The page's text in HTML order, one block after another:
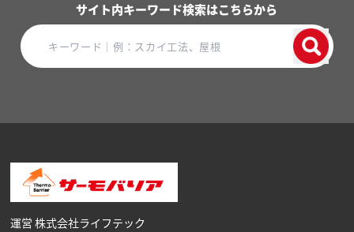
サイト内キーワード検索はこちらから
運営 株式会社ライフテック